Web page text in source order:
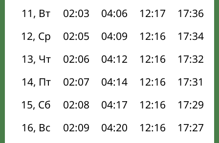
11, Вт
02:03 04:06 12:17 17:36
12, Ср
02:05 04:09 12:16 17:34
13, Чт
02:06 04:12 12:16 17:32
14, Пт
02:07 04:14 12:16 17:31
15, Сб
02:08 04:17 12:16 17:29
16, Вс
02:09 04:20 12:16 17:27